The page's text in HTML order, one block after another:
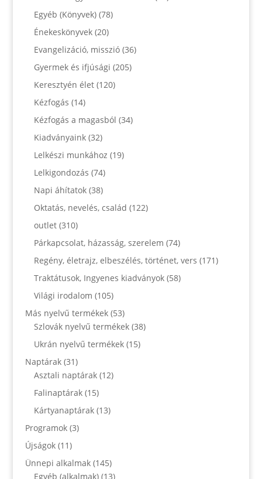
Egyéb (Könyvek) (78)
Énekeskönyvek (20)
Evangelizáció, misszió (36)
Gyermek és ifjúsági (205)
Keresztyén élet (120)
Kézfogás (14)
Kézfogás a magasból (34)
Kiadványaink (32)
Lelkészi munkához (19)
Lelkigondozás (74)
Napi áhítatok (38)
Oktatás, nevelés, család (122)
outlet (310)
Párkapcsolat, házasság, szerelem (74)
Regény, életrajz, elbeszélés, történet, vers (171)
Traktátusok, Ingyenes kiadványok (58)
Világi irodalom (105)
Más nyelvű termékek (53)
Szlovák nyelvű termékek (38)
Ukrán nyelvű termékek (15)
Naptárak (31)
Asztali naptárak (12)
Falinaptárak (15)
Kártyanaptárak (13)
Programok (3)
Újságok (11)
Ünnepi alkalmak (145)
Egyéb (alkalmak) (13)